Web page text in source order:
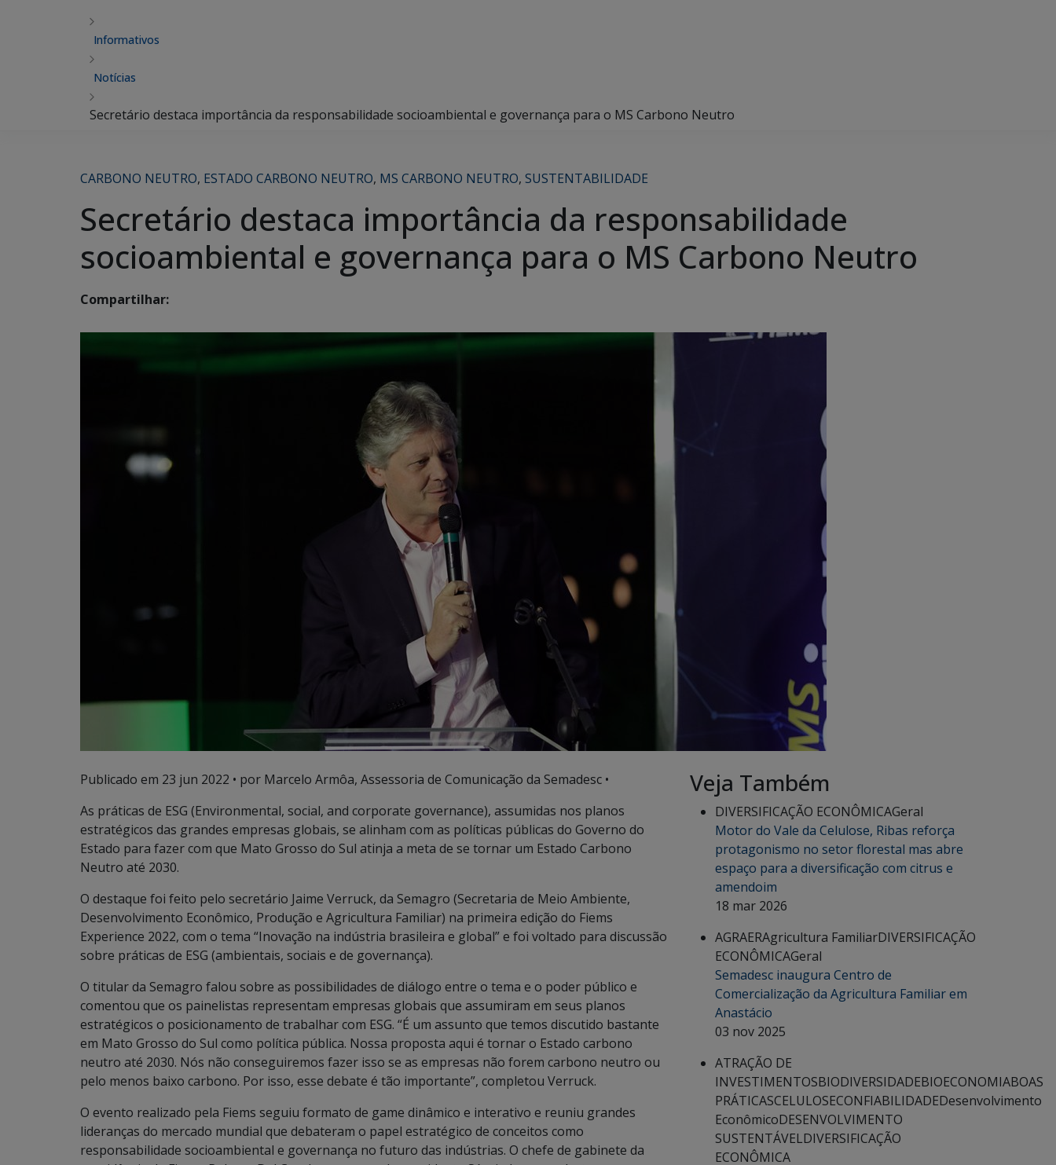
Informativos
Notícias
Secretário destaca importância da responsabilidade socioambiental e governança para o MS Carbono Neutro
CARBONO NEUTRO, ESTADO CARBONO NEUTRO, MS CARBONO NEUTRO, SUSTENTABILIDADE
Secretário destaca importância da responsabilidade
socioambiental e governança para o MS Carbono Neutro
Compartilhar:
Publicado em 23 jun 2022 • por Marcelo Armôa, Assessoria de Comunicação da Semadesc •
As práticas de ESG (Environmental, social, and corporate governance), assumidas nos planos
estratégicos das grandes empresas globais, se alinham com as políticas públicas do Governo do
Estado para fazer com que Mato Grosso do Sul atinja a meta de se tornar um Estado Carbono
Neutro até 2030.
O destaque foi feito pelo secretário Jaime Verruck, da Semagro (Secretaria de Meio Ambiente,
Desenvolvimento Econômico, Produção e Agricultura Familiar) na primeira edição do Fiems
Experience 2022, com o tema “Inovação na indústria brasileira e global” e foi voltado para discussão
sobre práticas de ESG (ambientais, sociais e de governança).
O titular da Semagro falou sobre as possibilidades de diálogo entre o tema e o poder público e
comentou que os painelistas representam empresas globais que assumiram em seus planos
estratégicos o posicionamento de trabalhar com ESG. “É um assunto que temos discutido bastante
em Mato Grosso do Sul como política pública. Nossa proposta aqui é tornar o Estado carbono
neutro até 2030. Nós não conseguiremos fazer isso se as empresas não forem carbono neutro ou
pelo menos baixo carbono. Por isso, esse debate é tão importante”, completou Verruck.
O evento realizado pela Fiems seguiu formato de game dinâmico e interativo e reuniu grandes
lideranças do mercado mundial que debateram o papel estratégico de conceitos como
responsabilidade socioambiental e governança no futuro das indústrias. O chefe de gabinete da
Veja Também
DIVERSIFICAÇÃO ECONÔMICAGeral
Motor do Vale da Celulose, Ribas reforça
protagonismo no setor florestal mas abre
espaço para a diversificação com citrus e
amendoim
18 mar 2026
AGRAERAgricultura FamiliarDIVERSIFICAÇÃO
ECONÔMICAGeral
Semadesc inaugura Centro de
Comercialização da Agricultura Familiar em
Anastácio
03 nov 2025
ATRAÇÃO DE
INVESTIMENTOSBIODIVERSIDADEBIOECONOMIABOAS
PRÁTICASCELULOSECONFIABILIDADEDesenvolvimento
EconômicoDESENVOLVIMENTO
SUSTENTÁVELDIVERSIFICAÇÃO
ECONÔMICA